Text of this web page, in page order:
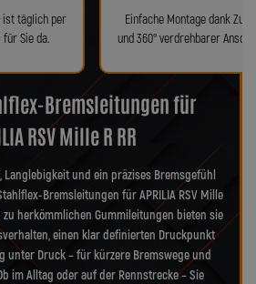
ist täglich per
Sie da.
Einfache Montage dank
und 360° verdrehbarer
Bremsleitungen für
RSV Mille R RR
und ein präzises Bremsgefühl
Bremsleitungen für APRILIA RSV Mille
zu herkömmlichen Gummileitungen bieten sie
einen klar definierten Druckpunkt
unter Druck – für kürzere Bremswege und
im Alltag oder auf der Rennstrecke – Sie